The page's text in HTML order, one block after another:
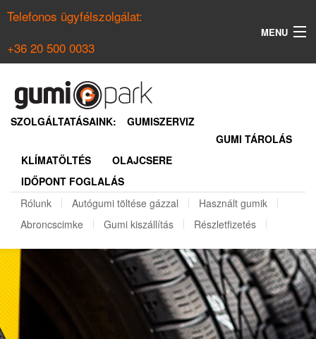
Telefonos ügyfélszolgálat:
+36 20 500 0033
MENU
NYÁRI GUMI KERESŐ
REGISZTRÁCIÓ
SZOLGÁLTATÁSAINK:
GUMISZERVIZ
GUMI TÁROLÁS
KLÍMATÖLTÉS
OLAJCSERE
IDŐPONT FOGLALÁS
Rólunk
Autógumi töltése gázzal
Használt gumik
Abroncscimke
Gumi kiszállítás Részletfizetés